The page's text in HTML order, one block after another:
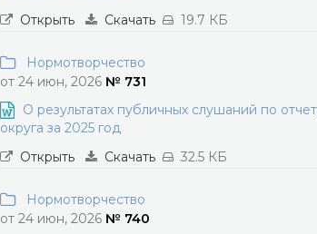
Открыть
Скачать 19.7 КБ
Нормотворчество
от 24 июн, 2026 № 731
О результатах публичных слушаний по
округа за 2025 год
Открыть
Скачать 32.5 КБ
Нормотворчество
от 24 июн, 2026 № 740